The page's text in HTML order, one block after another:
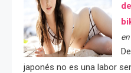
japonés no es una labor